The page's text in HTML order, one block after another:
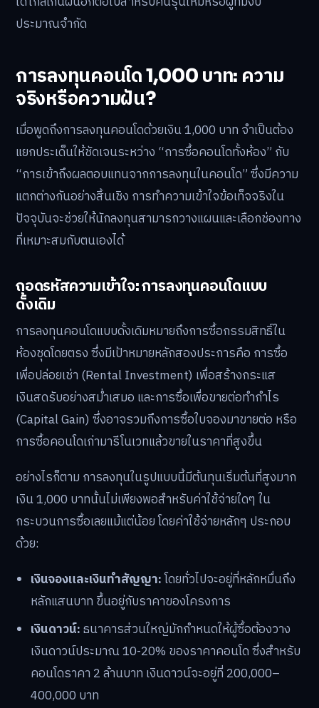
ประมาณจำกัด
การลงทุนคอนโด 1,000 บาท: ความ
จริงหรือความฝัน?
เมื่อพูดถึงการลงทุนคอนโดด้วยเงิน 1,000 บาท จำเป็นต้อง
แยกประเด็นให้ชัดเจนระหว่าง “การซื้อคอนโดทั้งห้อง” กับ
“การเข้าถึงผลตอบแทนจากการลงทุนในคอนโด” ซึ่งมีความ
แตกต่างกันอย่างสิ้นเชิง การทำความเข้าใจข้อเท็จจริงใน
ปัจจุบันจะช่วยให้นักลงทุนสามารถวางแผนและเลือกช่องทาง
ที่เหมาะสมกับตนเองได้
ถอดรหัสความเข้าใจ: การลงทุนคอนโดแบบ
ดั้งเดิม
การลงทุนคอนโดแบบดั้งเดิมหมายถึงการซื้อกรรมสิทธิ์ใน
ห้องชุดโดยตรง ซึ่งมีเป้าหมายหลักสองประการคือ การซื้อ
เพื่อปล่อยเช่า (Rental Investment) เพื่อสร้างกระแส
เงินสดรับอย่างสม่ำเสมอ และการซื้อเพื่อขายต่อทำกำไร
(Capital Gain) ซึ่งอาจรวมถึงการซื้อใบจองมาขายต่อ หรือ
การซื้อคอนโดเก่ามารีโนเวทแล้วขายในราคาที่สูงขึ้น
อย่างไรก็ตาม การลงทุนในรูปแบบนี้มีต้นทุนเริ่มต้นที่สูงมาก
เงิน 1,000 บาทนั้นไม่เพียงพอสำหรับค่าใช้จ่ายใดๆ ใน
กระบวนการซื้อเลยแม้แต่น้อย โดยค่าใช้จ่ายหลักๆ ประกอบ
ด้วย:
เงินจองและเงินทำสัญญา:โดยทั่วไปจะอยู่ที่หลักหมื่นถึง
หลักแสนบาท ขึ้นอยู่กับราคาของโครงการ
เงินดาวน์:ธนาคารส่วนใหญ่มักกำหนดให้ผู้ซื้อต้องวาง
เงินดาวน์ประมาณ 10-20% ของราคาคอนโด ซึ่งสำหรับ
คอนโดราคา 2 ล้านบาท เงินดาวน์จะอยู่ที่ 200,000–
400,000 บาท